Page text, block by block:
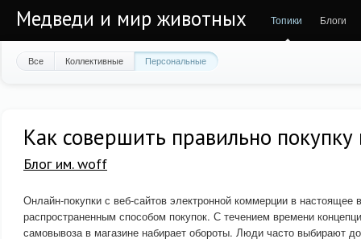
Медведи и мир животных Топики Блоги
Все Коллективные Персональные
Как совершить правильно
Блог им. woff
Онлайн-покупки с веб-сайтов электронной коммерции в настоящее
распространенным способом покупок. С течением времени
самовывоза в магазине набирает обороты. Люди часто выбирают